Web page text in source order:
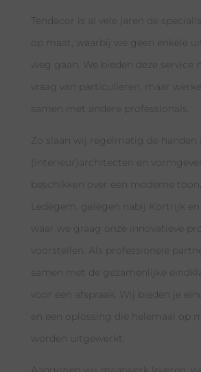
Tendacor is al vele jaren de
op maat, waarbij we geen enkele
weg gaan. We bieden deze service
vraag van particulieren, maar
samen met andere professionals.
Zo slaan wij regelmatig de handen
(interieur)architecten en
beschikken over een moderne
Ledegem, gelegen nabij Kortrijk en
waar we graag onze innovatieve
voorstellen. Als professionele
samen met de gezamenlijke
voor een afspraak. Wij bieden je
en een oplossing die helemaal op
worden uitgewerkt.